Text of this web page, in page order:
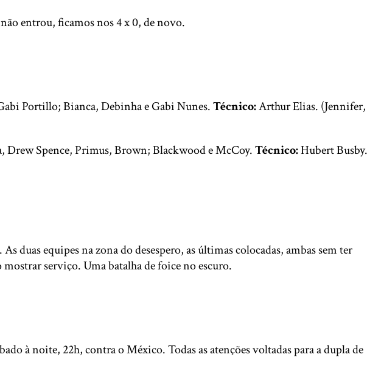
entrou, ficamos nos 4 x 0, de novo.
Portillo; Bianca, Debinha e Gabi Nunes.Técnico:Arthur Elias. (Jennifer,
Drew Spence, Primus, Brown; Blackwood e McCoy.Técnico:Hubert Busby.
equipes na zona do desespero, as últimas colocadas, ambas sem ter
serviço. Uma batalha de foice no escuro.
à noite, 22h, contra o México. Todas as atenções voltadas para a dupla de